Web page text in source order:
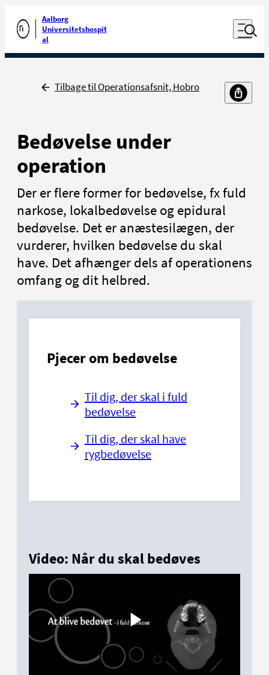
Gå til forsiden
Aalborg
Universitetshospit
al
Åben
Udfør søgning
Tilbage
Tilbage til Operationsafsnit, Hobro
Bedøvelse under
operation
Der er flere former for bedøvelse, fx fuld
narkose, lokalbedøvelse og epidural
bedøvelse. Det er anæstesilægen, der
vurderer, hvilken bedøvelse du skal
have. Det afhænger dels af operationens
omfang og dit helbred.
Pjecer om bedøvelse
Til dig, der skal i fuld
bedøvelse
Til dig, der skal have
rygbedøvelse
Video: Når du skal bedøves